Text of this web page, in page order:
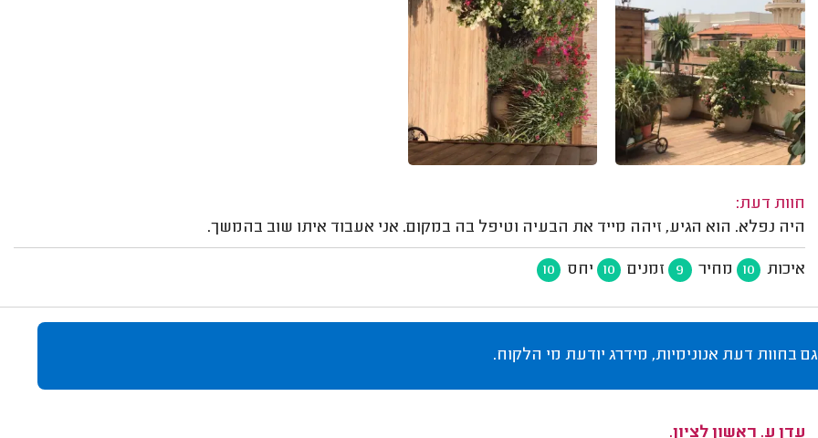
חוות דעת:
היה נפלא. הוא הגיע, זיהה מייד את הבעיה וטיפל בה במקום. אני אעבוד איתו שוב בהמשך.
איכות 10 מחיר 9 זמנים 10 יחס 10
גם בחוות דעת אנונימיות, מידרג יודעת מי הלקוח.
עדן ע. ראשון לציון.